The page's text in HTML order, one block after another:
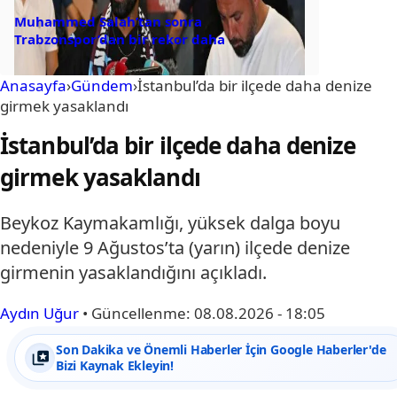
Muhammed Salah’tan sonra
Trabzonspor’dan bir rekor daha
Anasayfa›Gündem›İstanbul’da bir ilçede daha denize
girmek yasaklandı
İstanbul’da bir ilçede daha denize
girmek yasaklandı
Beykoz Kaymakamlığı, yüksek dalga boyu
nedeniyle 9 Ağustos’ta (yarın) ilçede denize
girmenin yasaklandığını açıkladı.
Aydın Uğur • Güncellenme: 08.08.2026 - 18:05
Son Dakika ve Önemli Haberler İçin Google Haberler'de
Bizi Kaynak Ekleyin!